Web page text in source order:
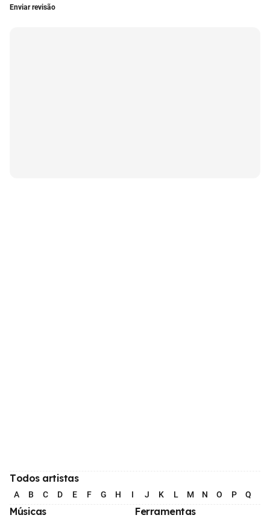
Enviar revisão
Todos artistas
A B C D E F G H I J K L M N O P Q
Músicas Ferramentas